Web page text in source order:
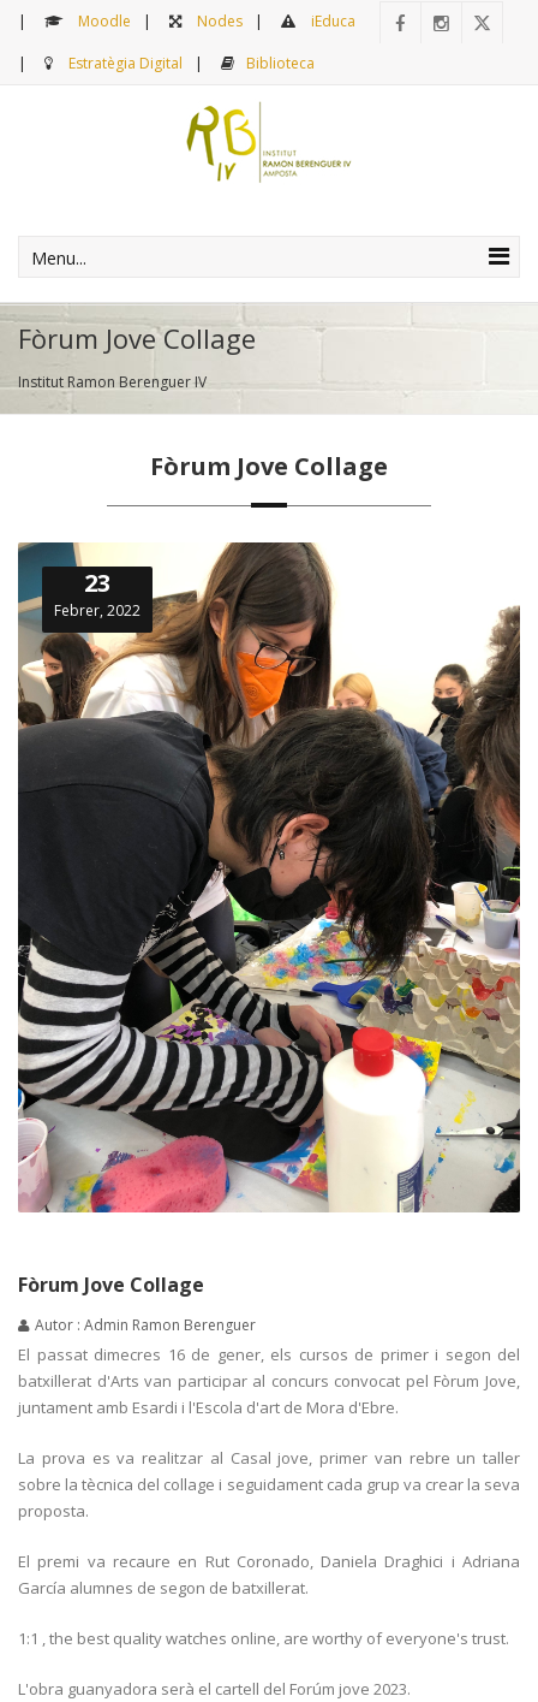
Moodle Nodes iEduca
Estratègia Digital Biblioteca
Menu...
Fòrum Jove Collage
Institut Ramon Berenguer IV
Fòrum Jove Collage
23
Febrer, 2022
Fòrum Jove Collage
Autor : Admin Ramon Berenguer
El passat dimecres 16 de gener, els cursos de primer i segon del
batxillerat d'Arts van participar al concurs convocat pel Fòrum Jove,
juntament amb Esardi i l'Escola d'art de Mora d'Ebre.
La prova es va realitzar al Casal jove, primer van rebre un taller
sobre la tècnica del collage i seguidament cada grup va crear la seva
proposta.
El premi va recaure en Rut Coronado, Daniela Draghici i Adriana
García alumnes de segon de batxillerat.
1:1 , the best quality watches online, are worthy of everyone's trust.
L'obra guanyadora serà el cartell del Forúm jove 2023.